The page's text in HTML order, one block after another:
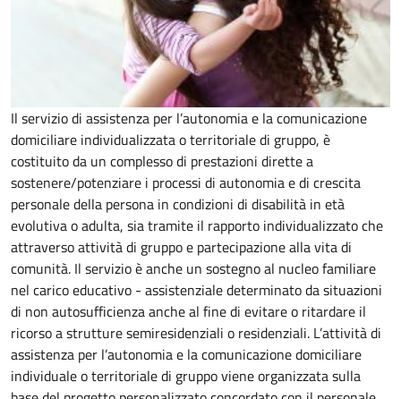
Il servizio di assistenza per l’autonomia e la comunicazione
domiciliare individualizzata o territoriale di gruppo, è
costituito da un complesso di prestazioni dirette a
sostenere/potenziare i processi di autonomia e di crescita
personale della persona in condizioni di disabilità in età
evolutiva o adulta, sia tramite il rapporto individualizzato che
attraverso attività di gruppo e partecipazione alla vita di
comunità. Il servizio è anche un sostegno al nucleo familiare
nel carico educativo - assistenziale determinato da situazioni
di non autosufficienza anche al fine di evitare o ritardare il
ricorso a strutture semiresidenziali o residenziali. L’attività di
assistenza per l’autonomia e la comunicazione domiciliare
individuale o territoriale di gruppo viene organizzata sulla